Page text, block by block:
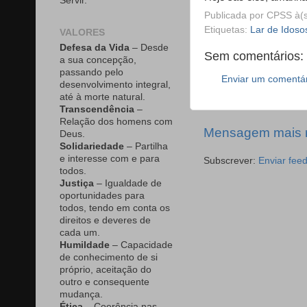
Publicada por CPSS
Etiquetas: Lar de
Sem comentários:
Enviar um
Mensagem mais
Subscrever: Enviar
VALORES
Defesa da Vida – Desde
a sua concepção,
passando pelo
desenvolvimento integral,
até à morte natural.
Transcendência –
Relação dos homens com
Deus.
Solidariedade – Partilha
e interesse com e para
todos.
Justiça – Igualdade de
oportunidades para
todos, tendo em conta os
direitos e deveres de
cada um.
Humildade – Capacidade
de conhecimento de si
próprio, aceitação do
outro e consequente
mudança.